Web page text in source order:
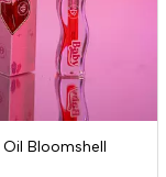
Oil Bloomshell